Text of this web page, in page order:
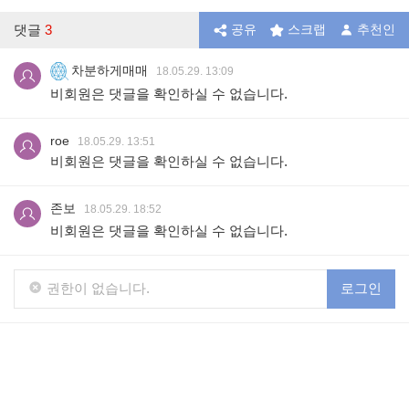
댓글 3 공유 스크랩 추천인
차분하게매매 18.05.29. 13:09
비회원은 댓글을 확인하실 수 없습니다.
roe 18.05.29. 13:51
비회원은 댓글을 확인하실 수 없습니다.
존보 18.05.29. 18:52
비회원은 댓글을 확인하실 수 없습니다.
권한이 없습니다. 로그인